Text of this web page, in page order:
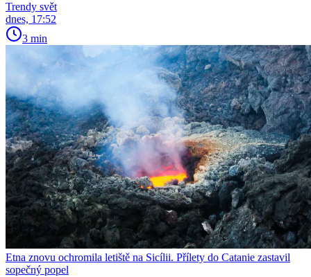
Trendy svět
dnes, 17:52
3 min
Etna znovu ochromila letiště na Sicílii. Přílety do Catanie zastavil
sopečný popel